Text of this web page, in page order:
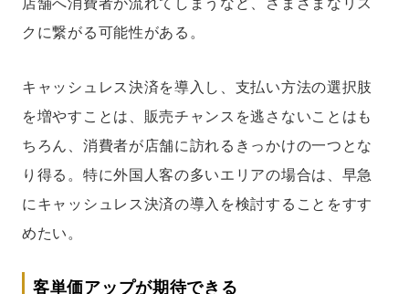
店舗へ消費者が流れてしまうなど、さまざまなリス
クに繋がる可能性がある。
キャッシュレス決済を導入し、支払い方法の選択肢
を増やすことは、販売チャンスを逃さないことはも
ちろん、消費者が店舗に訪れるきっかけの一つとな
り得る。特に外国人客の多いエリアの場合は、早急
にキャッシュレス決済の導入を検討することをすす
めたい。
客単価アップが期待できる